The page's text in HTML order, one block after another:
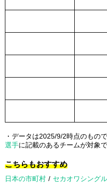
・データは2025/9/2時点のもので
選手に記載のあるチームが対象で
こちらもおすすめ
日本の市町村 セカオワシングル